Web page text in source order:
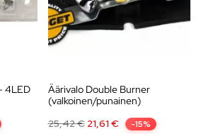
4LED
Äärivalo Double Burner
(valkoinen/punainen)
25,42€ 21,61 € -15%